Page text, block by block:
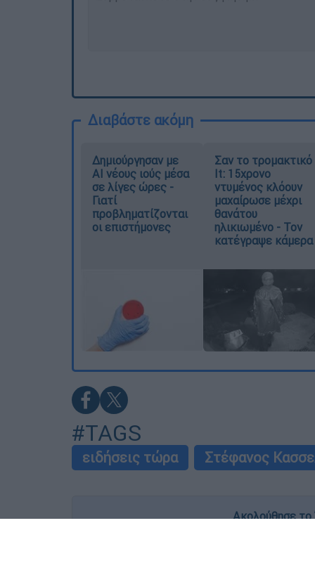
Διαβάστε ακόμη
Δημιούργησαν με
AI νέους ιούς μέσα
σε λίγες ώρες -
Γιατί
προβληματίζονται
οι επιστήμονες
Σαν το τρομακτικό
It: 15χρονο
ντυμένος κλόουν
μαχαίρωσε μέχρι
θανάτου
ηλικιωμένο - Τον
κατέγραψε κάμερα
#TAGS
ειδήσεις τώρα Στέφανος
Ακολούθησε το